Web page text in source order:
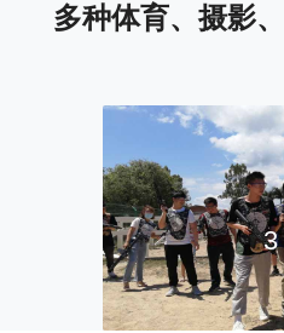
多种体育、摄影
3